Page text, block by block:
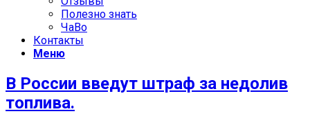
Полезно знать
ЧаВо
Контакты
Меню
В России введут штраф за недолив
топлива.